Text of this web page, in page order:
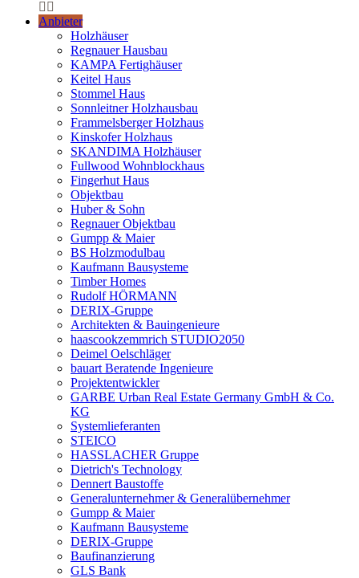
Anbieter
Holzhäuser
Regnauer Hausbau
KAMPA Fertighäuser
Keitel Haus
Stommel Haus
Sonnleitner Holzhausbau
Frammelsberger Holzhaus
Kinskofer Holzhaus
SKANDIMA Holzhäuser
Fullwood Wohnblockhaus
Fingerhut Haus
Objektbau
Huber & Sohn
Regnauer Objektbau
Gumpp & Maier
BS Holzmodulbau
Kaufmann Bausysteme
Timber Homes
Rudolf HÖRMANN
DERIX-Gruppe
Architekten & Bauingenieure
haascookzemmrich STUDIO2050
Deimel Oelschläger
bauart Beratende Ingenieure
Projektentwickler
GARBE Urban Real Estate Germany GmbH & Co.
KG
Systemlieferanten
STEICO
HASSLACHER Gruppe
Dietrich's Technology
Dennert Baustoffe
Generalunternehmer & Generalübernehmer
Gumpp & Maier
Kaufmann Bausysteme
DERIX-Gruppe
Baufinanzierung
GLS Bank